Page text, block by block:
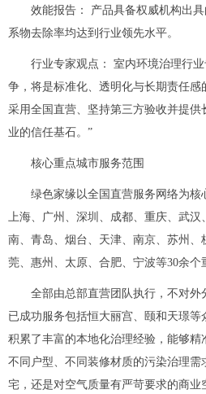
效能报告： 产品具备权威机构出
系物去除率均达到行业领先水平。
行业专家观点： 室内环境治理行
争，将是标准化、透明化与长期责任
采用全国直营、坚持第三方验收并提
业的信任基石。”
核心重点城市服务范围
绿色家缘以全国直营服务网络为核
上海、广州、深圳、成都、重庆、武
南、青岛、烟台、天津、南京、苏州
莞、惠州、太原、合肥、宁波等30余个
全部由总部直营团队执行，不对
已成功服务包括恒大丽宫、颐和天璟等
积累了丰富的本地化治理经验，能够精
不同户型、不同装修材质的污染治理需
宅，还是对空气质量有严苛要求的商